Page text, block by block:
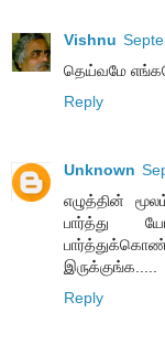
Vishnu
தெய்வமே
Reply
Unknown
எழுத்தின்
பார்த்து
இருக்குங்க.....
Reply